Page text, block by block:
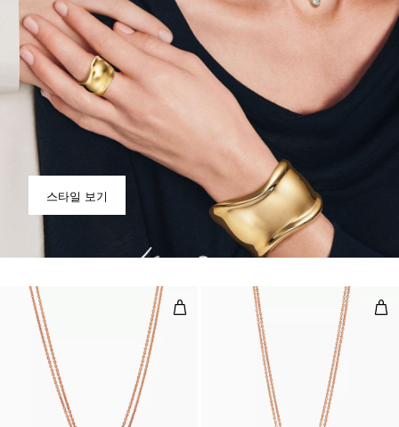
스타일 보기
라지 더블 링크 펜던트, 로즈 골드,라